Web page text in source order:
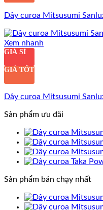
Dây curoa Mitsusumi
Xem nhanh
GIÁ SỈ
GIÁ TỐT
Dây curoa Mitsusumi
Sản phẩm ưu đãi
Sản phẩm bán chạy nhất